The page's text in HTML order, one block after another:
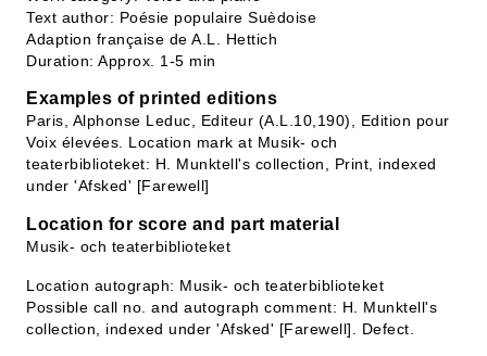
Text author: Poésie populaire Suèdoise
Adaption française de A.L. Hettich
Duration: Approx. 1-5 min
Examples of printed editions
Paris, Alphonse Leduc, Editeur (A.L.10,190), Edition pour
Voix élevées. Location mark at Musik- och
teaterbiblioteket: H. Munktell's collection, Print, indexed
under 'Afsked' [Farewell]
Location for score and part material
Musik- och teaterbiblioteket
Location autograph: Musik- och teaterbiblioteket
Possible call no. and autograph comment: H. Munktell's
collection, indexed under 'Afsked' [Farewell]. Defect.